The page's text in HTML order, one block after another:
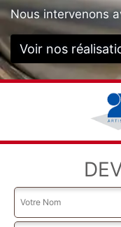
Nous intervenons
Voir nos